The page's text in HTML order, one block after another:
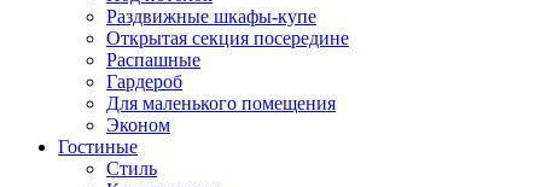
Раздвижные шкафы-купе
Открытая секция посередине
Распашные
Гардероб
Для маленького помещения
Эконом
Гостиные
Стиль